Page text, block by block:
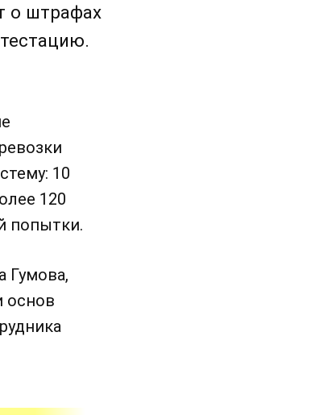
о штрафах
10
120
попытки.
Гумова,
основ